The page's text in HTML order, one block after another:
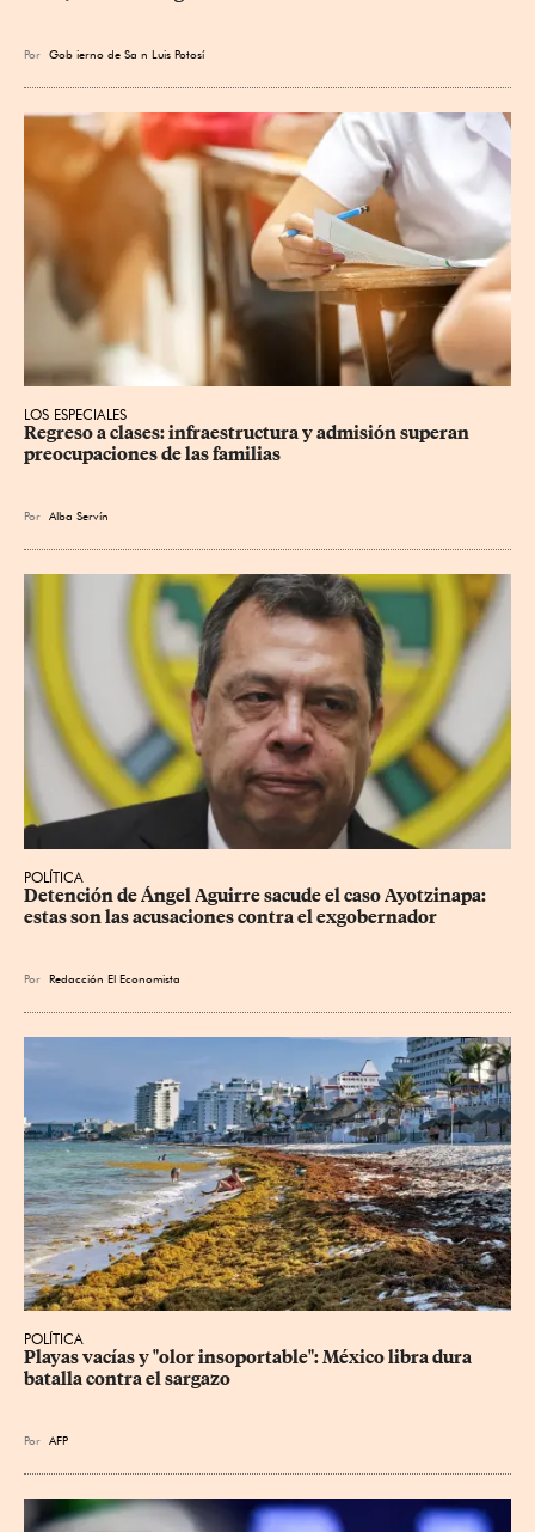
Por Gob ierno de Sa n Luis Potosí
LOS ESPECIALES
Regreso a clases: infraestructura y admisión superan
preocupaciones de las familias
Por Alba Servín
POLÍTICA
Detención de Ángel Aguirre sacude el caso Ayotzinapa:
estas son las acusaciones contra el exgobernador
Por Redacción El Economista
POLÍTICA
Playas vacías y "olor insoportable": México libra dura
batalla contra el sargazo
Por AFP